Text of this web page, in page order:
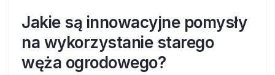
Jakie są innowacyjne pomysły
na wykorzystanie starego
węża ogrodowego?